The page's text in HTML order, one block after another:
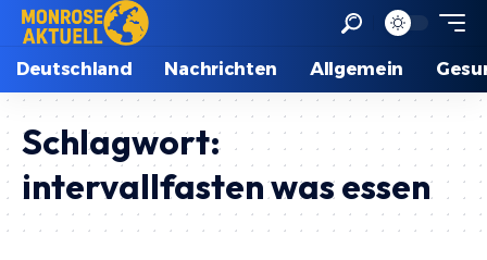
Deutschland Nachrichten Allgemein
Schlagwort:
intervallfasten was essen